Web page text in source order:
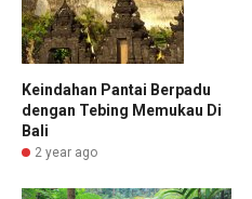
Keindahan Pantai Berpadu
dengan Tebing Memukau Di
Bali
2 year ago